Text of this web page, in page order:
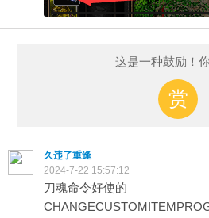
这是一种鼓励！
赏
久违了重逢
2024-7-22 15:57:12
刀魂命令好使的